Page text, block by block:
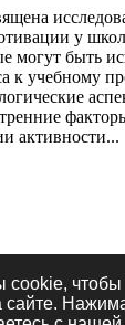
у
могут быть
к учебному
активности...
cookie, чтобы
сайте.